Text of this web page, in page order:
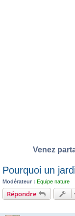
Venez
Pourquoi un
Modérateur : Equipe nature
Répondre